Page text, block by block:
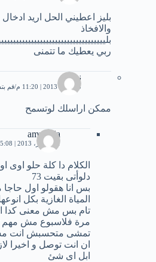
بليز اعطيني الحل اريد
والافخاذ
ربي يعطيك ما تتمنى
نهلة
13 مايو، 2013 | 11:20 م قم
ممكن اراسلك لوتسمح
amr reda
21 أكتوبر، 2013 | 5:08 م
دلوأتى بقيت 73
بس انا هقولو اول
المياة الغازية بكل
تام بس مش معنى
مرة فلاسبوع مش مهم
تمشى متحسبش انت
ان انت توصل و اخيرا
ابل اى شئ